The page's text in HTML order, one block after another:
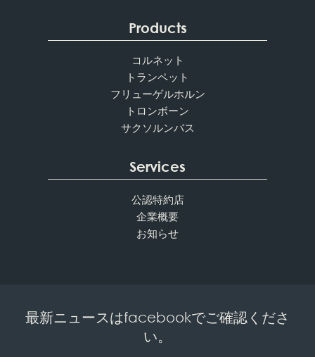
Products
コルネット
トランペット
フリューゲルホルン
トロンボーン
サクソルンバス
Services
公認特約店
企業概要
お知らせ
最新ニュースはfacebookでご確認くださ
い。